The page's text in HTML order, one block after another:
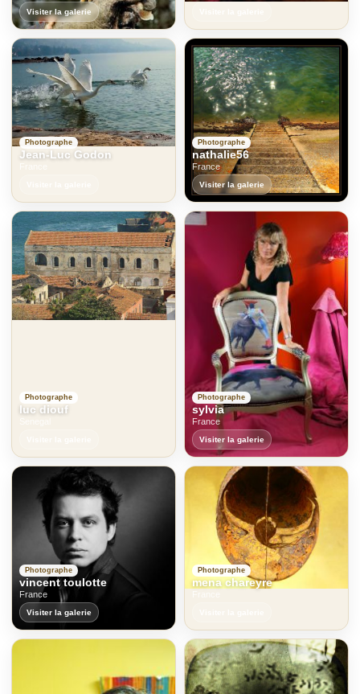
Visiter la galerie
Photographe
Jean-Luc Godon
Photographe
nathalie56
France
Visiter la galerie
Photographe
luc diouf
Photographe
sylvia
France
Visiter la galerie
Photographe
vincent toulotte
France
Visiter la galerie
Photographe
mena chareyre